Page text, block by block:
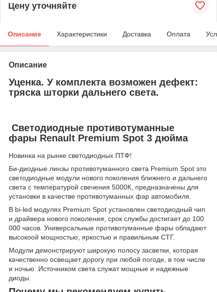
Цену уточняйте
Описание Характеристики Доставка Оплата
Описание
Уценка. У комплекта возможен дефект:
тряска шторки дальнего света.
Cветодиодные противотуманные
фары Renault Premium Spot 3 дюйма
Новинка на рынке светодиодных ПТФ!
Би-диодные линзы противотуманного света Premium Spot это
светодиодные модули нового поколения ближнего и дальнего
света с температурой свечения 5000К, предназначены для
установки в качестве противотуманных фар автомобиля.
В bi-led модулях Premium Spot установлен светодиодный чип
и драйвера нового поколения, срок службы достигает до 100
000 часов. Универсальные противотуманные фары обладают
высокоой мощностью, яркостью и правильным СТГ.
Модули демонстрируют широкую полосу засветки, которая
качественно освещает дорогу при любой погоде, в том числе
и ночью. Источником света служат мощные и надежные
диоды.